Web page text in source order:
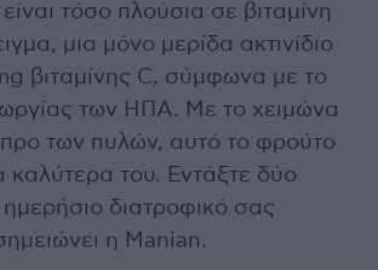
είναι τόσο πλούσια σε βιταμίνη
μια μόνο μερίδα ακτινίδιο
βιταμίνης C, σύμφωνα με το
των ΗΠΑ. Με το χειμώνα
προ των πυλών, αυτό το φρούτο
καλύτερα του. Εντάξτε δύο
ημερήσιο διατροφικό σας
η Manian.